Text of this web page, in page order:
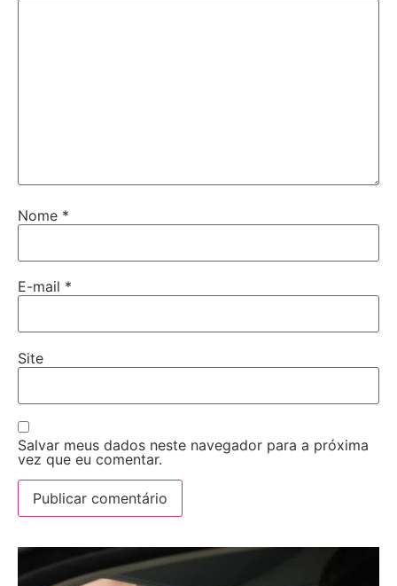
Nome *
E-mail *
Site
Salvar meus dados neste navegador para a próxima
vez que eu comentar.